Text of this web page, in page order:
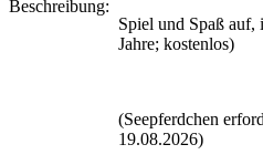
Beschreibung:
Spiel und Spaß auf,
Jahre; kostenlos)
(Seepferdchen
19.08.2026)